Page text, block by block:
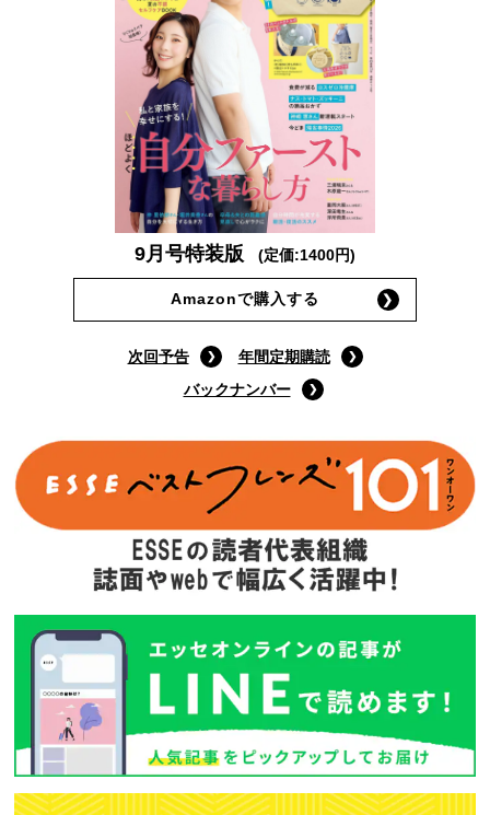
9月号特装版 (定価:1400円)
Amazonで購入する
次回予告
年間定期購読
バックナンバー